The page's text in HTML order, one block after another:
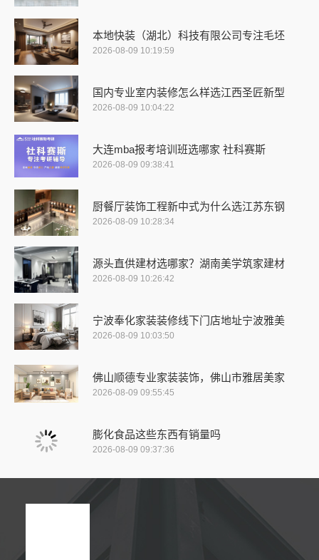
本地快装（湖北）科技有限公司专注毛坯
2026-08-09 10:19:59
国内专业室内装修怎么样选江西圣匠新型
2026-08-09 10:04:22
大连mba报考培训班选哪家 社科赛斯
2026-08-09 09:38:41
厨餐厅装饰工程新中式为什么选江苏东钢
2026-08-09 10:28:34
源头直供建材选哪家？湖南美学筑家建材
2026-08-09 10:26:42
宁波奉化家装装修线下门店地址宁波雅美
2026-08-09 10:03:50
佛山顺德专业家装装饰，佛山市雅居美家
2026-08-09 09:55:45
膨化食品这些东西有销量吗
2026-08-09 09:37:36